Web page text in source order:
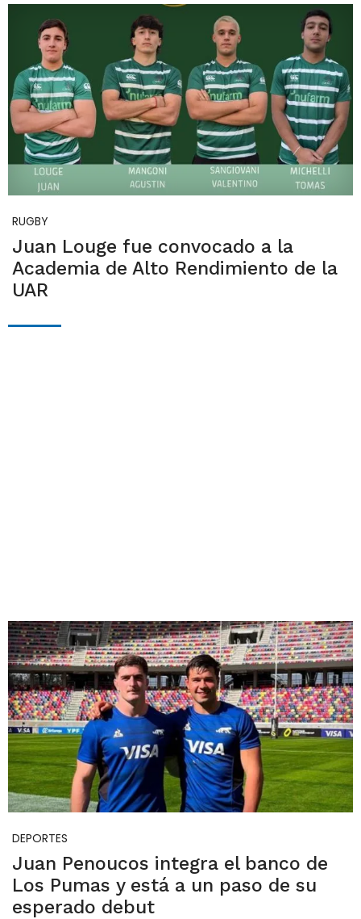
RUGBY
Juan Louge fue convocado a la
Academia de Alto Rendimiento de la
UAR
DEPORTES
Juan Penoucos integra el banco de
Los Pumas y está a un paso de su
esperado debut